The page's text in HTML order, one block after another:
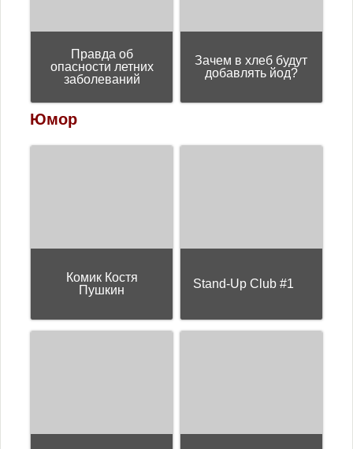
Правда об
опасности летних
заболеваний
Зачем в хлеб будут
добавлять йод?
Юмор
Комик Костя
Пушкин
Stand-Up Club #1